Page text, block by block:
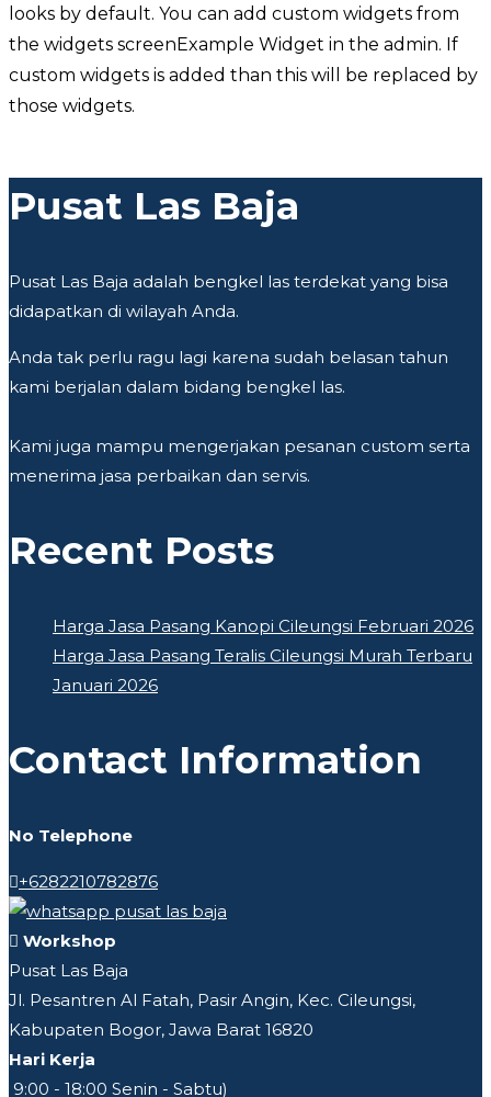
looks by default. You can add custom widgets from
the widgets screenExample Widget in the admin. If
custom widgets is added than this will be replaced by
those widgets.
Pusat Las Baja
Pusat Las Baja adalah bengkel las terdekat yang bisa
didapatkan di wilayah Anda.
Anda tak perlu ragu lagi karena sudah belasan tahun
kami berjalan dalam bidang bengkel las.
Kami juga mampu mengerjakan pesanan custom serta
menerima jasa perbaikan dan servis.
Recent Posts
Harga Jasa Pasang Kanopi Cileungsi Februari 2026
Harga Jasa Pasang Teralis Cileungsi Murah Terbaru
Januari 2026
Contact Information
No Telephone
+6282210782876
Workshop
Pusat Las Baja
Jl. Pesantren Al Fatah, Pasir Angin, Kec. Cileungsi,
Kabupaten Bogor, Jawa Barat 16820
Hari Kerja
9:00 - 18:00 Senin - Sabtu)